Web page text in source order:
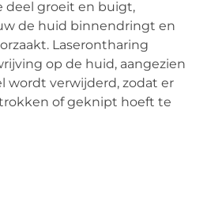
deel groeit en buigt,
de huid binnendringt en
Laserontharing
op de huid, aangezien
wordt verwijderd, zodat er
of geknipt hoeft te